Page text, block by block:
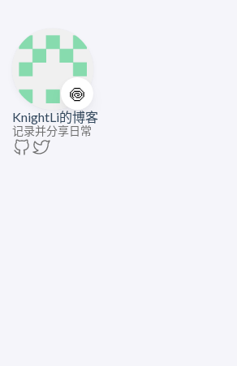
🍥
KnightLi的博客
记录并分享日常